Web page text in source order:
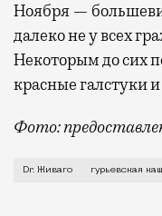
Ноября —
далеко не у всех
Некоторым до сих
красные галстуки
Фото:
В начале года
Dr. Живаго гурьевская